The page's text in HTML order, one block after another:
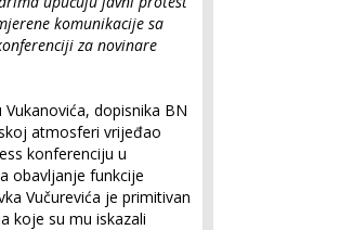
komunikacije sa
za novinare
dopisnika BN
atmosferi vrijeđao
konferenciju u
obavljanje funkcije
Vučurevića je primitivan
koje su mu iskazali